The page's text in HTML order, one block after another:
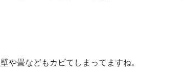
壁や畳などもカビてしまってますね。